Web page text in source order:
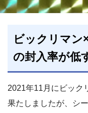
ビックリマン
の封入率が低
2021年11月にビック
果たしましたが、シ